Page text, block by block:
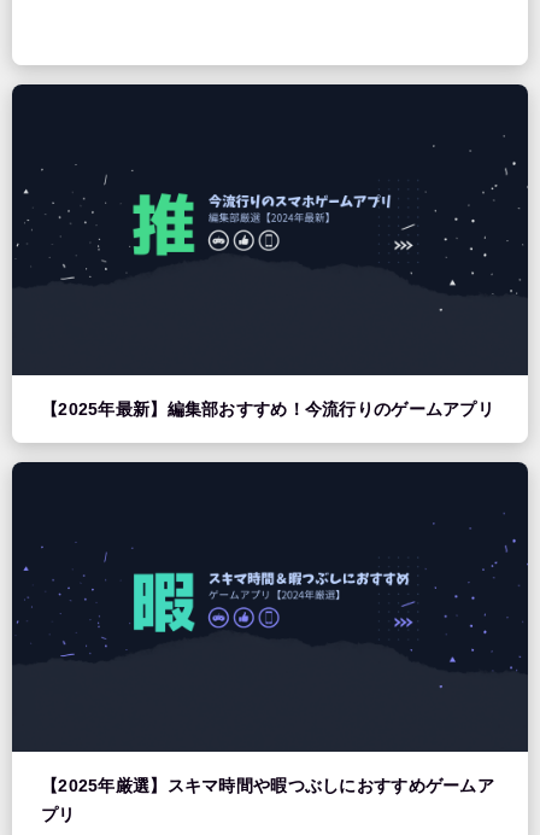
【2025年最新】編集部おすすめ！今流行りのゲームアプリ
【2025年厳選】スキマ時間や暇つぶしにおすすめゲームア
プリ